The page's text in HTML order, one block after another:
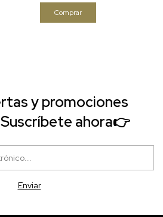
y promociones
ahora👉